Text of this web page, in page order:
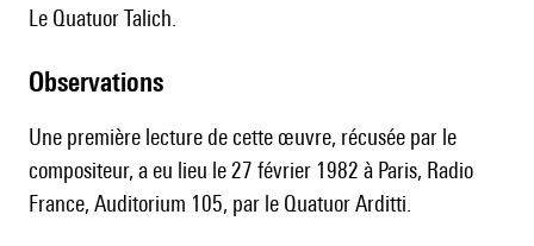
le Quatuor Talich.
observations
Une première lecture de cette œuvre, récusée par le
compositeur, a eu lieu le 27 février 1982 à Paris, Radio
France, Auditorium 105, par le Quatuor Arditti.